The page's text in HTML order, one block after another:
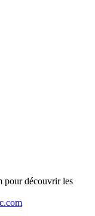
pour découvrir les